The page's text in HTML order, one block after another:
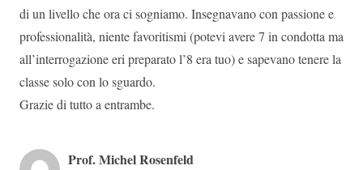
di un livello che ora ci sogniamo. Insegnavano con passione e
professionalità, niente favoritismi (potevi avere 7 in condotta ma
all’interrogazione eri preparato l’8 era tuo) e sapevano tenere la
classe solo con lo sguardo.
Grazie di tutto a entrambe.
Prof. Michel Rosenfeld